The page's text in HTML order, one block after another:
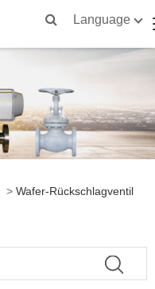
Language
> Wafer-Rückschlagventil